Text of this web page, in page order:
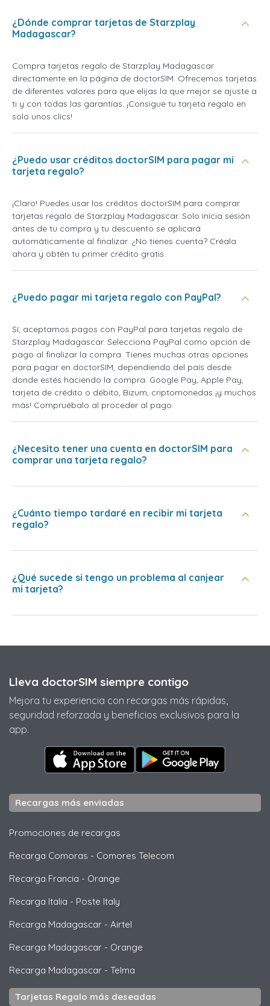
¿Dónde comprar tarjetas de Starzplay
Madagascar?
Compra tarjetas regalo de Starzplay Madagascar
directamente en la página de doctorSIM. Ofrecemos tarjetas
de diferentes valores para que elijas la que mejor se ajuste a
ti y con todas las garantías. ¡Consigue tu tarjeta regalo en
solo unos clics!
¿Puedo usar créditos doctorSIM para pagar mi
tarjeta regalo?
¡Claro! Puedes usar los créditos doctorSIM para comprar
tarjetas regalo de Starzplay Madagascar. Solo inicia sesión
antes de tu compra y tu descuento se aplicará
automáticamente al finalizar. ¿No tienes cuenta? Créala
ahora y obtén tu primer crédito gratis.
¿Puedo pagar mi tarjeta regalo con PayPal?
Sí, aceptamos pagos con PayPal para tarjetas regalo de
Starzplay Madagascar. Selecciona PayPal como opción de
pago al finalizar la compra. Tienes muchas otras opciones
para pagar en doctorSIM, dependiendo del país desde
donde estés haciendo la compra: Google Pay, Apple Pay,
tarjeta de crédito o débito, Bizum, criptomonedas ¡y muchos
más! Compruébalo al proceder al pago.
¿Necesito tener una cuenta en doctorSIM para
comprar una tarjeta regalo?
¿Cuánto tiempo tardaré en recibir mi tarjeta
regalo?
¿Qué sucede si tengo un problema al canjear
mi tarjeta?
Lleva doctorSIM siempre contigo
Mejora tu experiencia con recargas más rápidas,
seguridad reforzada y beneficios exclusivos para la
app.
Recargas más enviadas
Promociones de recargas
Recarga Comoras - Comores Telecom
Recarga Francia - Orange
Recarga Italia - Poste Italy
Recarga Madagascar - Airtel
Recarga Madagascar - Orange
Recarga Madagascar - Telma
Tarjetas Regalo más deseadas